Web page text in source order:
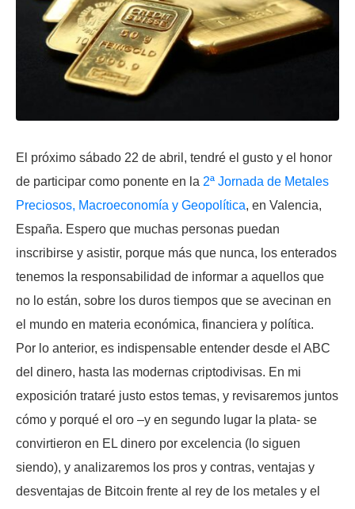
El próximo sábado 22 de abril, tendré el gusto y el honor
de participar como ponente en la 2ª Jornada de Metales
Preciosos, Macroeconomía y Geopolítica, en Valencia,
España. Espero que muchas personas puedan
inscribirse y asistir, porque más que nunca, los enterados
tenemos la responsabilidad de informar a aquellos que
no lo están, sobre los duros tiempos que se avecinan en
el mundo en materia económica, financiera y política.
Por lo anterior, es indispensable entender desde el ABC
del dinero, hasta las modernas criptodivisas. En mi
exposición trataré justo estos temas, y revisaremos juntos
cómo y porqué el oro –y en segundo lugar la plata- se
convirtieron en EL dinero por excelencia (lo siguen
siendo), y analizaremos los pros y contras, ventajas y
desventajas de Bitcoin frente al rey de los metales y el